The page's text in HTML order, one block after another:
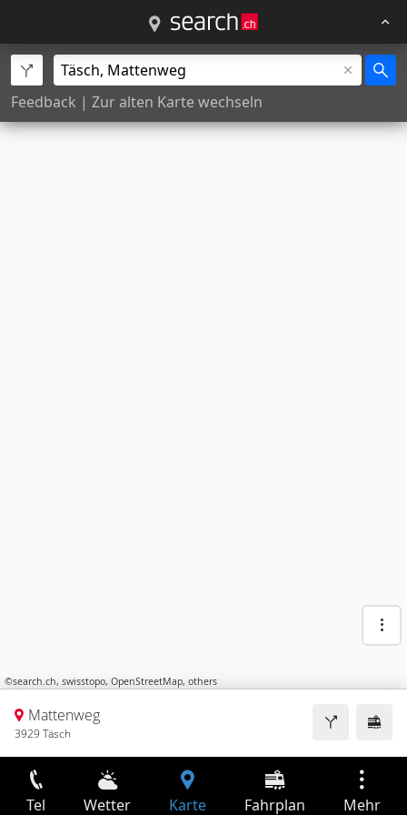
Feedback | Zur alten Karte wechseln
©search.ch, swisstopo, OpenStreetMap, others
Mattenweg
3929 Täsch
Tel Wetter Karte Fahrplan Mehr